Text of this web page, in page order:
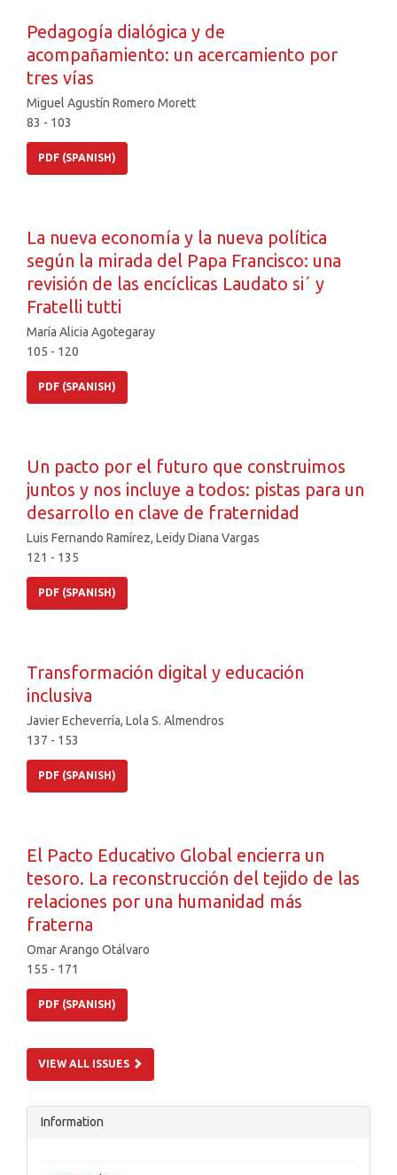
Pedagogía dialógica y de
acompañamiento: un acercamiento por
tres vías
Miguel Agustín Romero Morett
83 - 103
PDF (SPANISH)
La nueva economía y la nueva política
según la mirada del Papa Francisco: una
revisión de las encíclicas Laudato si´ y
Fratelli tutti
María Alicia Agotegaray
105 - 120
PDF (SPANISH)
Un pacto por el futuro que construimos
juntos y nos incluye a todos: pistas para un
desarrollo en clave de fraternidad
Luis Fernando Ramírez, Leidy Diana Vargas
121 - 135
PDF (SPANISH)
Transformación digital y educación
inclusiva
Javier Echeverría, Lola S. Almendros
137 - 153
PDF (SPANISH)
El Pacto Educativo Global encierra un
tesoro. La reconstrucción del tejido de las
relaciones por una humanidad más
fraterna
Omar Arango Otálvaro
155 - 171
PDF (SPANISH)
VIEW ALL ISSUES
Information